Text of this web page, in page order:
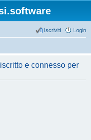
Login
Iscriviti
e connesso per